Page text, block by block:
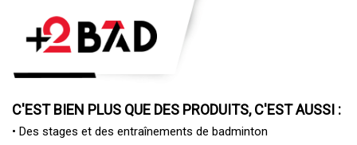
C'EST BIEN PLUS QUE DES PRODUITS, C'EST AUSSI :
• Des stages et des entraînements de badminton